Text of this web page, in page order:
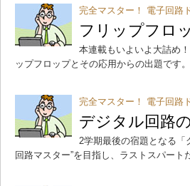
完全マスター！ 電子回路
フリップフロ
本連載もいよいよ大詰め
ップフロップとその応用からの出題です。
完全マスター！ 電子回路
デジタル回路
2学期最後の宿題となる「
回路マスター”を目指し、ラストスパート